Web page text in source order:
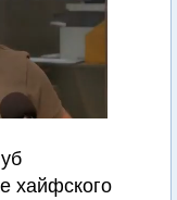
хайфского